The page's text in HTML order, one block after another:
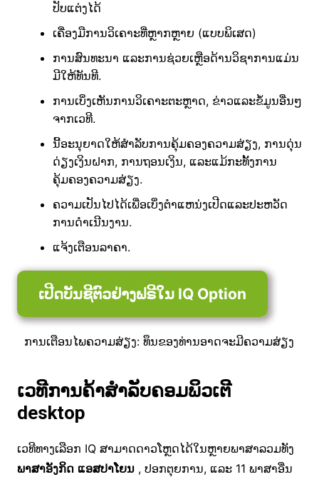
ປັບແຕ່ງໄດ້
ເຄື່ອງ​ມື​ການ​ວິ​ເຄາະ​ທີ່​ຫຼາກ​ຫຼາຍ (ແບບ​ພິ​ເສດ​)
ການສົນທະນາ ແລະການຊ່ວຍເຫຼືອດ້ານວິຊາການແມ່ນ
ມີໃຫ້ທັນທີ.
ການເບິ່ງເຫັນການວິເຄາະຕະຫຼາດ, ຂ່າວແລະຂໍ້ມູນອື່ນໆ
ຈາກເວທີ.
ນີ້ອະນຸຍາດໃຫ້ສໍາລັບການຄຸ້ມຄອງຄວາມສ່ຽງ, ການດຸ່ນ
ດ່ຽງເງິນຝາກ, ການຖອນເງິນ, ແລະແມ້ກະທັ້ງການ
ຄຸ້ມຄອງຄວາມສ່ຽງ.
ຄວາມເປັນໄປໄດ້ເພື່ອເບິ່ງຕໍາແຫນ່ງເປີດແລະປະຫວັດ
ການດໍາເນີນງານ.
ແຈ້ງເຕືອນລາຄາ.
ເປີດບັນຊີຕົວຢ່າງຟຣີໃນ IQ Option
ການເຕືອນໄພຄວາມສ່ຽງ: ທຶນຂອງທ່ານອາດຈະມີຄວາມສ່ຽງ
ເວທີການຄ້າສໍາລັບຄອມພິວເຕີ
desktop
ເວທີທາງເລືອກ IQ ສາມາດດາວໂຫຼດໄດ້ໃນຫຼາຍພາສາລວມທັງ
ພາສາອັງກິດ ແອສປາໂຍນ, ປອກຕຸຍການ, ແລະ 11 ພາສາອື່ນ